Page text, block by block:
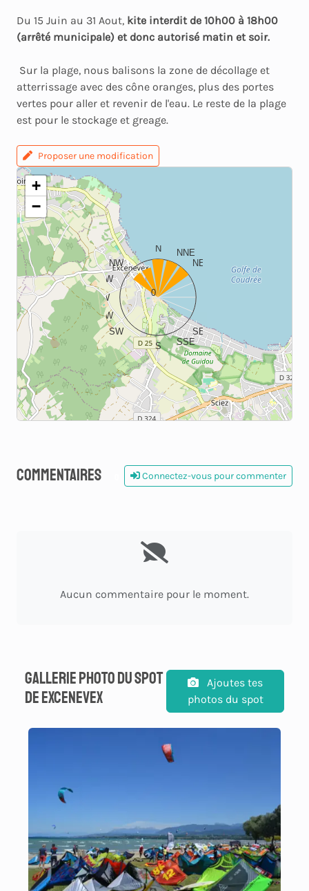
Du 15 Juin au 31 Aout, kite interdit de 10h00 à 18h00
(arrêté municipale) et donc autorisé matin et soir.
Sur la plage, nous balisons la zone de décollage et
atterrissage avec des cône oranges, plus des portes
vertes pour aller et revenir de l'eau. Le reste de la plage
est pour le stockage et greage.
Proposer une modification
N
NNE
NE
SE
SSE
S
SW
WSW
W
WNW
NW
0
+
−
Commentaires Connectez-vous pour commenter
Aucun commentaire pour le moment.
Gallerie photo du spot
de Excenevex
Ajoutes tes
photos du spot